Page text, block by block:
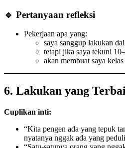
🔹 Pertanyaan refleksi
Pekerjaan apa yang:
saya sanggup lakukan
tetapi jika saya tekuni
akan membuat saya
6. Lakukan yang
Cuplikan inti:
“Kita pengen ada yang tepuk
nyatanya nggak ada yang